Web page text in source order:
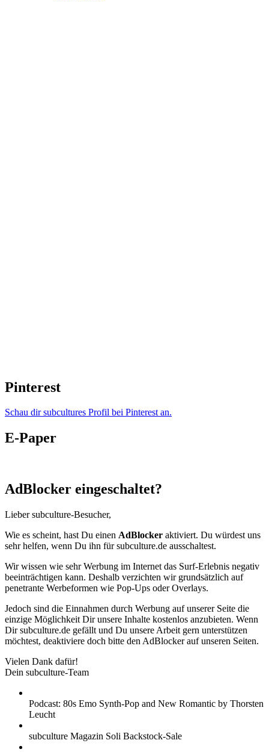
Pinterest
Schau dir subcultures Profil bei Pinterest an.
E-Paper
AdBlocker eingeschaltet?
Lieber subculture-Besucher,
Wie es scheint, hast Du einen AdBlocker aktiviert. Du würdest uns
sehr helfen, wenn Du ihn für subculture.de ausschaltest.
Wir wissen wie sehr Werbung im Internet das Surf-Erlebnis negativ
beeinträchtigen kann. Deshalb verzichten wir grundsätzlich auf
penetrante Werbeformen wie Pop-Ups oder Overlays.
Jedoch sind die Einnahmen durch Werbung auf unserer Seite die
einzige Möglichkeit Dir unsere Inhalte kostenlos anzubieten. Wenn
Dir subculture.de gefällt und Du unsere Arbeit gern unterstützen
möchtest, deaktiviere doch bitte den AdBlocker auf unseren Seiten.
Vielen Dank dafür!
Dein subculture-Team
Podcast: 80s Emo Synth-Pop and New Romantic by Thorsten
Leucht
subculture Magazin Soli Backstock-Sale